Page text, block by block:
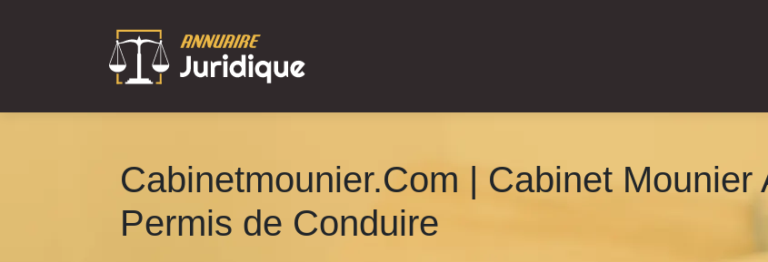
Cabinetmounier.Com | Cabinet Mounier
Permis de Conduire